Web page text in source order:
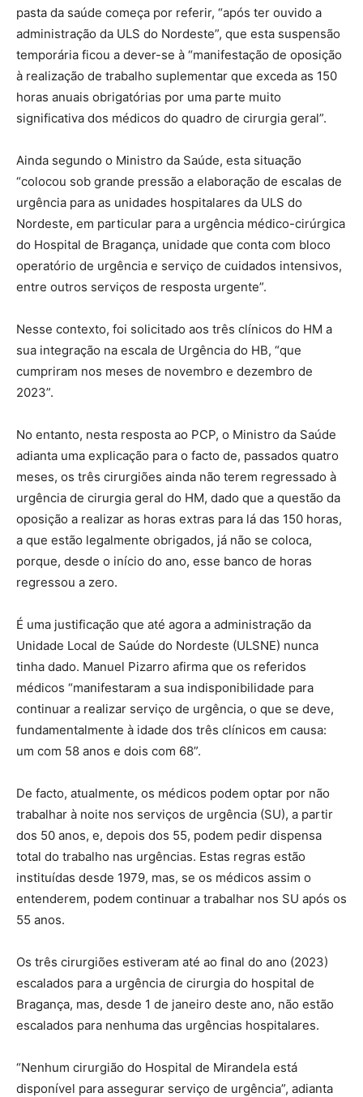
pasta da saúde começa por referir, “após ter ouvido a
administração da ULS do Nordeste”, que esta suspensão
temporária ficou a dever-se à “manifestação de oposição
à realização de trabalho suplementar que exceda as 150
horas anuais obrigatórias por uma parte muito
significativa dos médicos do quadro de cirurgia geral”.
Ainda segundo o Ministro da Saúde, esta situação
“colocou sob grande pressão a elaboração de escalas de
urgência para as unidades hospitalares da ULS do
Nordeste, em particular para a urgência médico-cirúrgica
do Hospital de Bragança, unidade que conta com bloco
operatório de urgência e serviço de cuidados intensivos,
entre outros serviços de resposta urgente”.
Nesse contexto, foi solicitado aos três clínicos do HM a
sua integração na escala de Urgência do HB, “que
cumpriram nos meses de novembro e dezembro de
2023”.
No entanto, nesta resposta ao PCP, o Ministro da Saúde
adianta uma explicação para o facto de, passados quatro
meses, os três cirurgiões ainda não terem regressado à
urgência de cirurgia geral do HM, dado que a questão da
oposição a realizar as horas extras para lá das 150 horas,
a que estão legalmente obrigados, já não se coloca,
porque, desde o início do ano, esse banco de horas
regressou a zero.
É uma justificação que até agora a administração da
Unidade Local de Saúde do Nordeste (ULSNE) nunca
tinha dado. Manuel Pizarro afirma que os referidos
médicos “manifestaram a sua indisponibilidade para
continuar a realizar serviço de urgência, o que se deve,
fundamentalmente à idade dos três clínicos em causa:
um com 58 anos e dois com 68”.
De facto, atualmente, os médicos podem optar por não
trabalhar à noite nos serviços de urgência (SU), a partir
dos 50 anos, e, depois dos 55, podem pedir dispensa
total do trabalho nas urgências. Estas regras estão
instituídas desde 1979, mas, se os médicos assim o
entenderem, podem continuar a trabalhar nos SU após os
55 anos.
Os três cirurgiões estiveram até ao final do ano (2023)
escalados para a urgência de cirurgia do hospital de
Bragança, mas, desde 1 de janeiro deste ano, não estão
escalados para nenhuma das urgências hospitalares.
“Nenhum cirurgião do Hospital de Mirandela está
disponível para assegurar serviço de urgência”, adianta